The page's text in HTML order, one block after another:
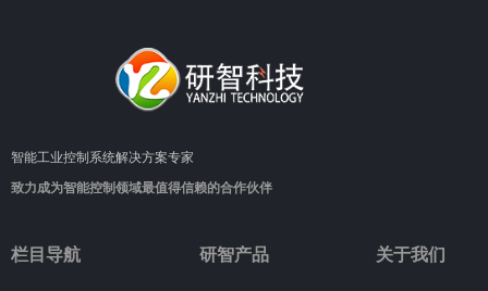
栏目导航 研智产品 关于我们
智能工业控制系统解决方案专家
致力成为智能控制领域最值得信赖的合作伙伴